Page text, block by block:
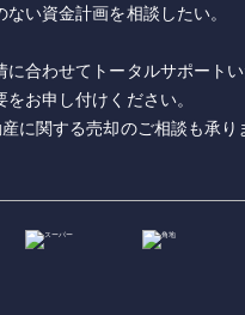
い資金計画を相談したい。
合わせてトータルサポートい
お申し付けください。
に関する売却のご相談も承